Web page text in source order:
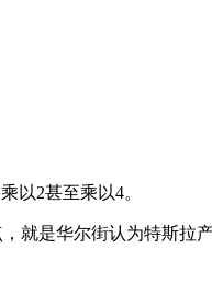
以2甚至乘以4。
就是华尔街认为特斯拉